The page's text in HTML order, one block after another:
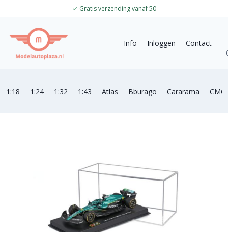
✓ Gratis verzending vanaf 50
Info Inloggen
Contact
1:18 1:24 1:32 1:43 Atlas Bburago Cararama CMC